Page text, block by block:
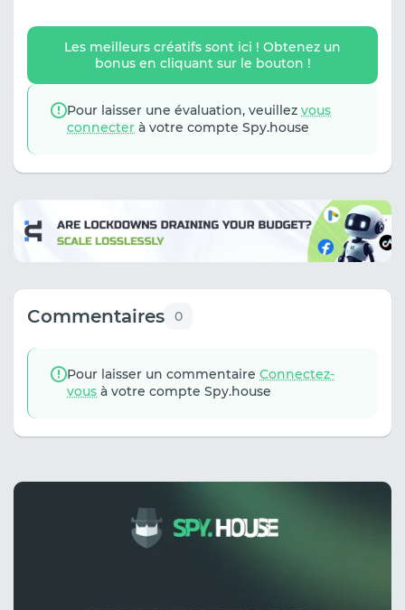
Les meilleurs créatifs sont ici ! Obtenez un
bonus en cliquant sur le bouton !
Pour laisser une évaluation, veuillez vous
connecter à votre compte Spy.house
Commentaires 0
Pour laisser un commentaire Connectez-
vous à votre compte Spy.house